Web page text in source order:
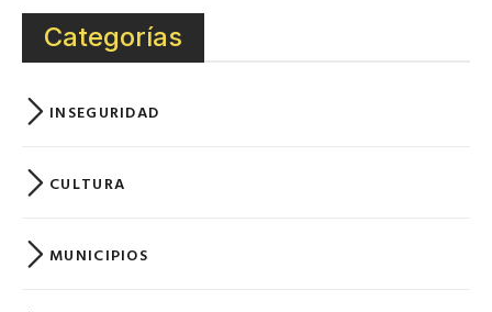
Categorías
INSEGURIDAD
CULTURA
MUNICIPIOS